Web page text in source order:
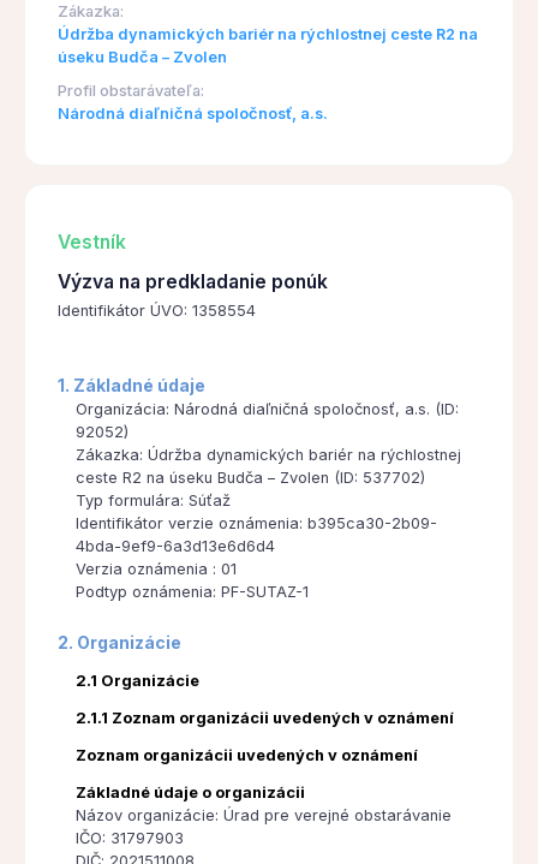
Zákazka:
Údržba dynamických bariér na rýchlostnej ceste R2 na
úseku Budča – Zvolen
Profil obstarávateľa:
Národná diaľničná spoločnosť, a.s.
Vestník
Výzva na predkladanie ponúk
Identifikátor ÚVO: 1358554
1. Základné údaje
Organizácia: Národná diaľničná spoločnosť, a.s. (ID:
92052)
Zákazka: Údržba dynamických bariér na rýchlostnej
ceste R2 na úseku Budča – Zvolen (ID: 537702)
Typ formulára: Súťaž
Identifikátor verzie oznámenia: b395ca30-2b09-
4bda-9ef9-6a3d13e6d6d4
Verzia oznámenia : 01
Podtyp oznámenia: PF-SUTAZ-1
2. Organizácie
2.1 Organizácie
2.1.1 Zoznam organizácii uvedených v oznámení
Zoznam organizácii uvedených v oznámení
Základné údaje o organizácii
Názov organizácie: Úrad pre verejné obstarávanie
IČO: 31797903